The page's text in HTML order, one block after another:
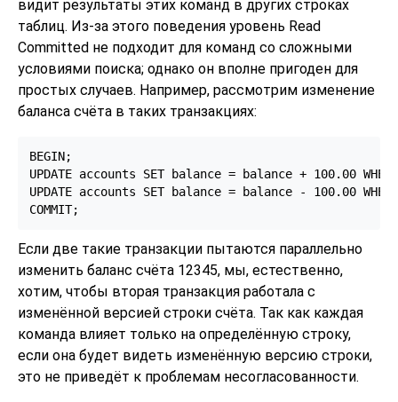
видит результаты этих команд в других строках
таблиц. Из-за этого поведения уровень Read
Committed не подходит для команд со сложными
условиями поиска; однако он вполне пригоден для
простых случаев. Например, рассмотрим изменение
баланса счёта в таких транзакциях:
BEGIN;
UPDATE accounts SET balance = balance + 100.00
UPDATE accounts SET balance = balance - 100.00
Если две такие транзакции пытаются параллельно
изменить баланс счёта 12345, мы, естественно,
хотим, чтобы вторая транзакция работала с
изменённой версией строки счёта. Так как каждая
команда влияет только на определённую строку,
если она будет видеть изменённую версию строки,
это не приведёт к проблемам несогласованности.